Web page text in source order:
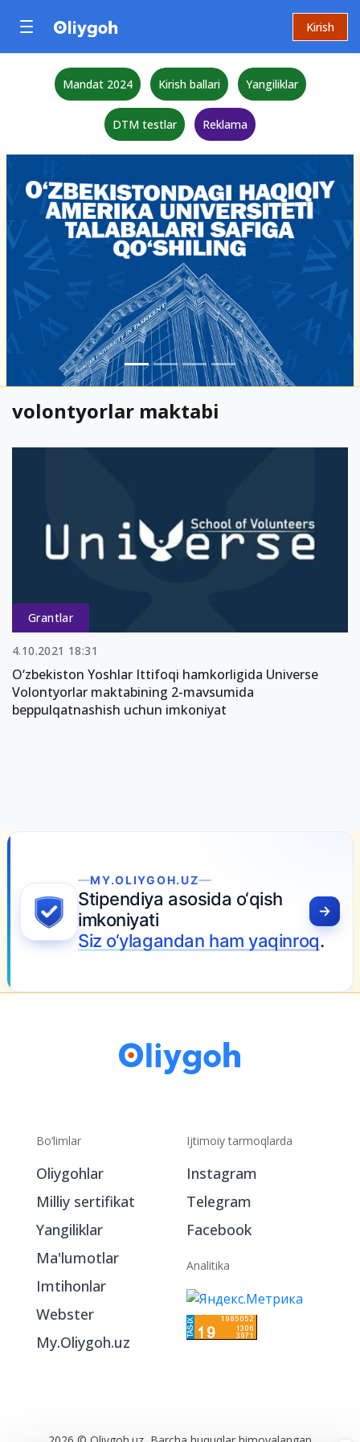
Kirish
Mandat 2024 Kirish ballari Yangiliklar
DTM testlar Reklama
volontyorlar maktabi
Grantlar
4.10.2021 18:31
O‘zbekiston Yoshlar Ittifoqi hamkorligida Universe
Volontyorlar maktabining 2-mavsumida
beppulqatnashish uchun imkoniyat
MY.OLIYGOH.UZ
Stipendiya asosida o‘qish
imkoniyati
Siz o‘ylagandan ham yaqinroq.
Bo‘limlar
Oliygohlar
Milliy sertifikat
Yangiliklar
Ma'lumotlar
Imtihonlar
Webster
My.Oliygoh.uz
Ijtimoiy tarmoqlarda
Instagram
Telegram
Facebook
Analitika